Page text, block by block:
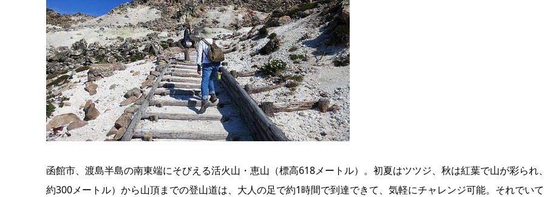
函館市、渡島半島の南東端にそびえる活火山・恵山（標高618メートル）。初夏はツツジ、秋は紅葉で山が彩ら
約300メートル）から山頂までの登山道は、大人の足で約1時間で到達できて、気軽にチャレンジ可能。それでい